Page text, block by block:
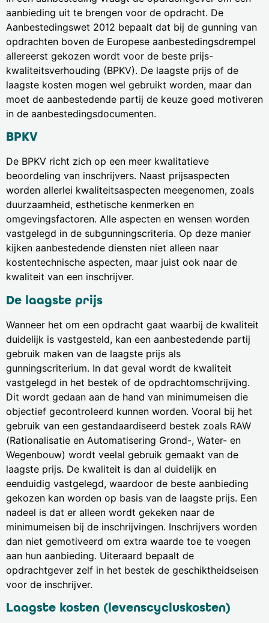
aanbieding uit te brengen voor de opdracht. De
Aanbestedingswet 2012 bepaalt dat bij de gunning van
opdrachten boven de Europese aanbestedingsdrempel
allereerst gekozen wordt voor de beste prijs-
kwaliteitsverhouding (BPKV). De laagste prijs of de
laagste kosten mogen wel gebruikt worden, maar dan
moet de aanbestedende partij de keuze goed motiveren
in de aanbestedingsdocumenten.
BPKV
De BPKV richt zich op een meer kwalitatieve
beoordeling van inschrijvers. Naast prijsaspecten
worden allerlei kwaliteitsaspecten meegenomen, zoals
duurzaamheid, esthetische kenmerken en
omgevingsfactoren. Alle aspecten en wensen worden
vastgelegd in de subgunningscriteria. Op deze manier
kijken aanbestedende diensten niet alleen naar
kostentechnische aspecten, maar juist ook naar de
kwaliteit van een inschrijver.
De laagste prijs
Wanneer het om een opdracht gaat waarbij de kwaliteit
duidelijk is vastgesteld, kan een aanbestedende partij
gebruik maken van de laagste prijs als
gunningscriterium. In dat geval wordt de kwaliteit
vastgelegd in het bestek of de opdrachtomschrijving.
Dit wordt gedaan aan de hand van minimumeisen die
objectief gecontroleerd kunnen worden. Vooral bij het
gebruik van een gestandaardiseerd bestek zoals RAW
(Rationalisatie en Automatisering Grond-, Water- en
Wegenbouw) wordt veelal gebruik gemaakt van de
laagste prijs. De kwaliteit is dan al duidelijk en
eenduidig vastgelegd, waardoor de beste aanbieding
gekozen kan worden op basis van de laagste prijs. Een
nadeel is dat er alleen wordt gekeken naar de
minimumeisen bij de inschrijvingen. Inschrijvers worden
dan niet gemotiveerd om extra waarde toe te voegen
aan hun aanbieding. Uiteraard bepaalt de
opdrachtgever zelf in het bestek de geschiktheidseisen
voor de inschrijver.
Laagste kosten (levenscycluskosten)